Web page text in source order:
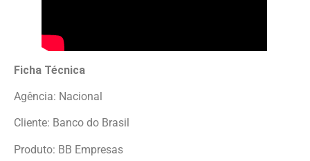
Ficha Técnica
Agência: Nacional
Cliente: Banco do Brasil
Produto: BB Empresas